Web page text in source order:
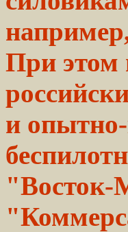
При этом
и
"Восток-